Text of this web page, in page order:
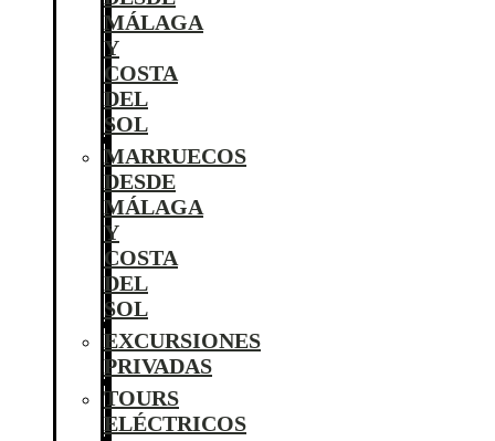
MÁLAGA
Y
COSTA
DEL
SOL
MARRUECOS
DESDE
MÁLAGA
Y
COSTA
DEL
SOL
EXCURSIONES
PRIVADAS
TOURS
ELÉCTRICOS